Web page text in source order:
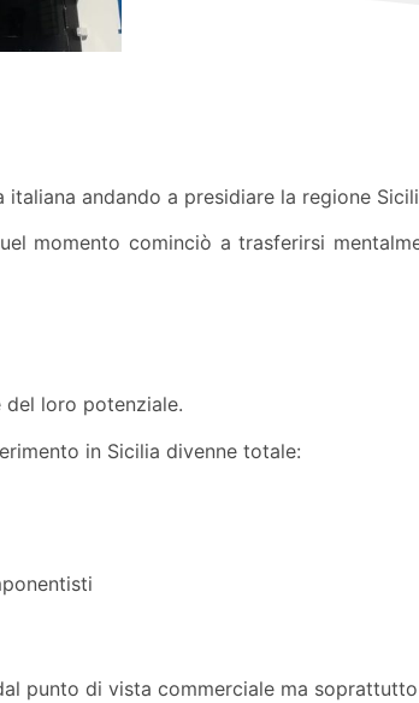
andando a presidiare la regione
momento cominciò a trasferirsi
loro potenziale.
in Sicilia divenne totale:
punto di vista commerciale ma